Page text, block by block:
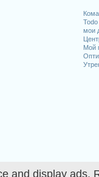
and display ads.
Todo
мои
Мой